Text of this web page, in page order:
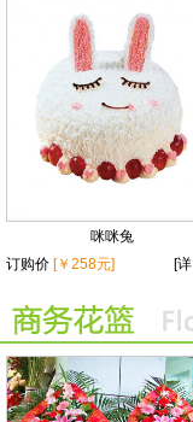
咪咪兔
订购价 [￥258元] [